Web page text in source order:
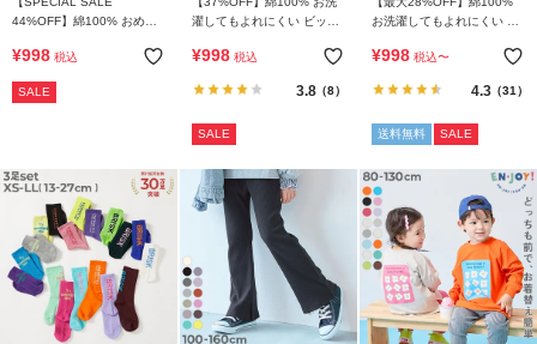
44%OFF】綿100% おめか
アード さらっと軽やかチュ
¥998 税込
SALE
濯してもよれにくい ビッグ
ツ
¥998 税込
3.8（8）
SALE
お洗濯してもよれにくい ビ
ダー 長袖Tシャツ
¥998 税込〜
4.3（31）
送料無料 SALE